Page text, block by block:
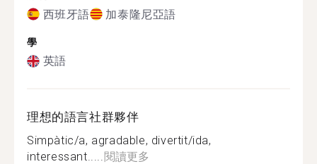
西班牙語 加泰隆尼亞語
學
英語
理想的語言社群夥伴
Simpàtic/a, agradable, divertit/ida,
interessant.....閱讀更多